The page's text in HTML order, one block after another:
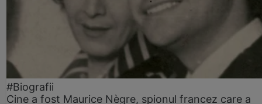
#Biografii
Cine a fost Maurice Nègre, spionul francez care a